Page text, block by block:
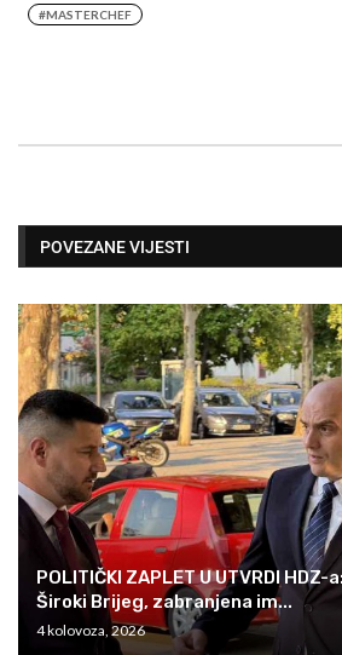
#MASTERCHEF
POVEZANE VIJESTI
POLITIČKI ZAPLET U UTVRDI
Široki Brijeg, zabranjena im...
4 kolovoza, 2026